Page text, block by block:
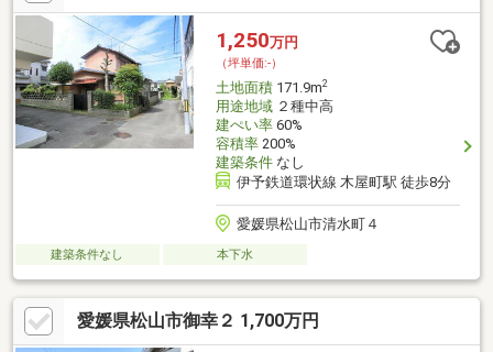
1,250万円
（坪単価:-）
土地面積171.9m2
用途地域２種中高
建ぺい率60%
容積率200%
建築条件なし
伊予鉄道環状線 木屋町駅 徒歩8分
愛媛県松山市清水町４
建築条件なし 本下水
愛媛県松山市御幸２ 1,700万円